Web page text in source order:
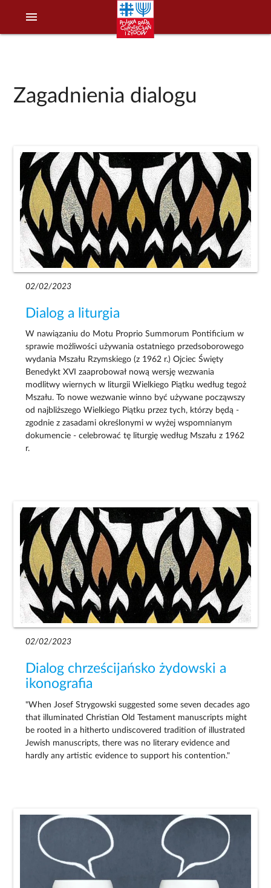
menu
Zagadnienia dialogu
02/02/2023
Dialog a liturgia
W nawiązaniu do Motu Proprio Summorum Pontificium w
sprawie możliwości używania ostatniego przedsoborowego
wydania Mszału Rzymskiego (z 1962 r.) Ojciec Święty
Benedykt XVI zaaprobował nową wersję wezwania
modlitwy wiernych w liturgii Wielkiego Piątku według tegoż
Mszału. To nowe wezwanie winno być używane począwszy
od najbliższego Wielkiego Piątku przez tych, którzy będą -
zgodnie z zasadami określonymi w wyżej wspomnianym
dokumencie - celebrować tę liturgię według Mszału z 1962
r.
02/02/2023
Dialog chrześcijańsko żydowski a
ikonografia
"When Josef Strygowski suggested some seven decades ago
that illuminated Christian Old Testament manuscripts might
be rooted in a hitherto undiscovered tradition of illustrated
Jewish manuscripts, there was no literary evidence and
hardly any artistic evidence to support his contention."